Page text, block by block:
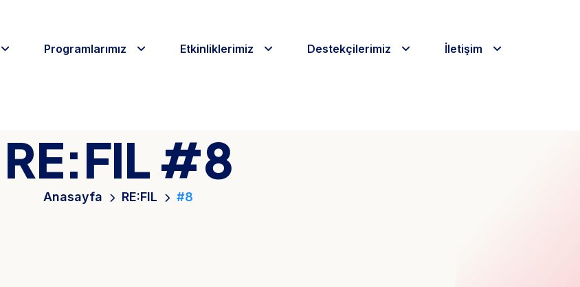
Programlarımız Etkinliklerimiz Destekçilerimiz İletişim
RE:FIL #8
Anasayfa RE:FIL #8